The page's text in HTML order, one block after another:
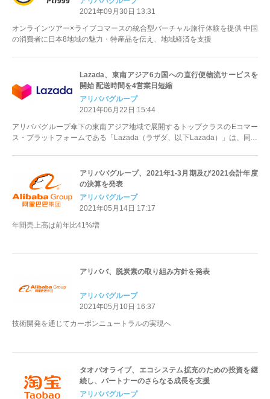
2021年09月30日 13:31
オンラインツアー×ライブコマースの統合型バーチャル旅行体験を提供 中国
の消費者に日本8地域の魅力・特産品を伝え、地域経済を支援
Lazada、東南アジア6カ国への直行便物流サービスを
開始 配送時間を4営業日短縮
アリババグループ
2021年06月22日 15:44
アリババグループ傘下の東南アジア地域で展開するトップクラスのEコマー
ス・プラットフォームである「Lazada（ラザダ、以下Lazada）」は、同グ
アリババグループ、2021年1-3月期及び2021会計年度
の決算を発表
アリババグループ
2021年05月14日 17:17
年間売上高は前年比41%増
アリババ、脱炭素の取り組み方針を発表
アリババグループ
2021年05月10日 16:37
技術開発を通じてカーボンニュートラルの実現へ
タオバオライブ、エコシステム拡充のための投資を継
続し、パートナーのさらなる成長を支援
アリババグループ